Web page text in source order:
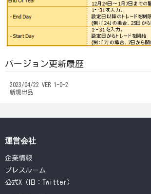
バージョン更新履歴
2023/04/22 VER 1-0-2
新規出品
運営会社
企業情報
プレスルーム
公式X（旧：Twitter）